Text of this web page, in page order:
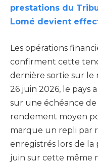
prestations du
Lomé devient
Les opérations
confirment cette
dernière sortie sur le
26 juin 2026, le pays
sur une échéance de
rendement moyen
marque un repli par
enregistrés lors de la
juin sur cette même